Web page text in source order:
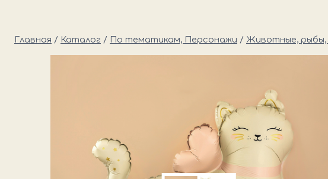
Главная / Каталог / По тематикам, Персонажи / Животные,